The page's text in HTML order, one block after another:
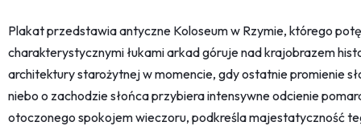
Plakat przedstawia antyczne Koloseum w Rzymie, którego
charakterystycznymi łukami arkad góruje nad krajobrazem
architektury starożytnej w momencie, gdy ostatnie promienie
niebo o zachodzie słońca przybiera intensywne odcienie
otoczonego spokojem wieczoru, podkreśla majestatyczność